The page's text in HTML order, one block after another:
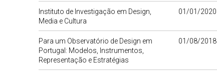
Instituto de Investigação em Design,
Media e Cultura
01/01/2020
Para um Observatório de Design em
Portugal: Modelos, Instrumentos,
Representação e Estratégias
01/08/2018